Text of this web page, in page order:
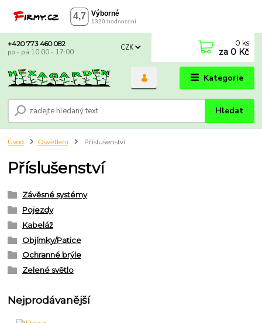
Kategorie
CZK
Hledat
+420 773 460 082
po - pá 10:00 - 17:00
0 ks
za 0 Kč
Úvod Osvětlení Příslušenství
Příslušenství
Závěsné systémy
Pojezdy
Kabeláž
Objímky/Patice
Ochranné brýle
Zelené světlo
Nejprodávanější